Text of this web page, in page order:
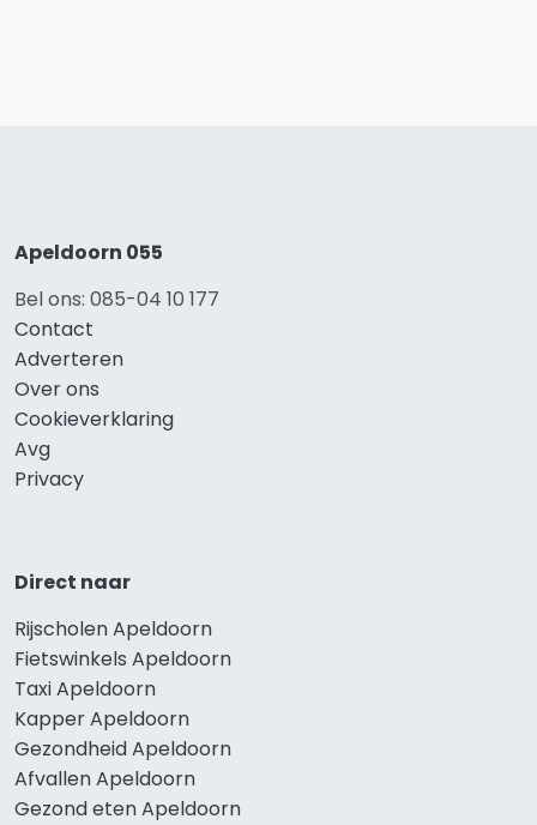
Apeldoorn 055
Bel ons: 085-04 10 177
Contact
Adverteren
Over ons
Cookieverklaring
Avg
Privacy
Direct naar
Rijscholen Apeldoorn
Fietswinkels Apeldoorn
Taxi Apeldoorn
Kapper Apeldoorn
Gezondheid Apeldoorn
Afvallen Apeldoorn
Gezond eten Apeldoorn